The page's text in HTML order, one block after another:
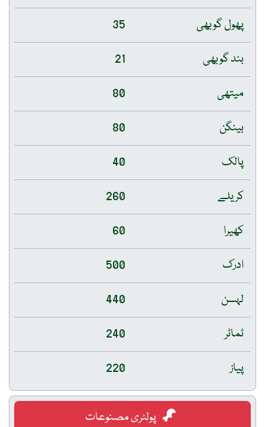
پھول گوبھی
35
بند گوبھی
21
میتھی
80
بینگن
80
پالک
40
کریلے
260
کھیرا
60
ادرک
500
لہسن
440
ٹماٹر
240
پیاز
220
پولٹری مصنوعات